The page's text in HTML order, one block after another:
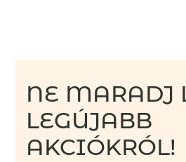
NE MARADJ
LEGÚJABB
AKCIÓKRÓL!